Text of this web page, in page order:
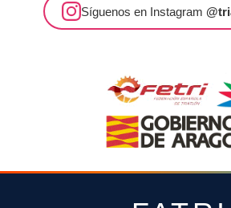
Síguenos en Instagram